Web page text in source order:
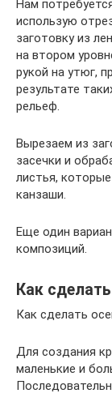
Нам
использую
заготовку из
на втором
рукой на утюг,
результате
рельеф.
Вырезаем из
засечки и
листья,
канзаши.
Еще один
композиций.
Как
Как сделать
Для создания
маленькие и